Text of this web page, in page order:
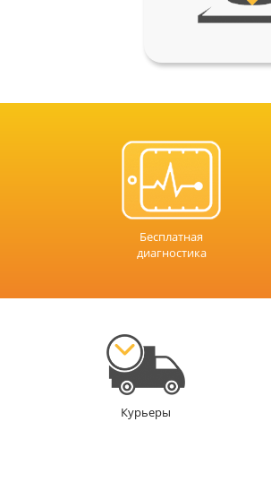
Бесплатная
диагностика
Курьеры